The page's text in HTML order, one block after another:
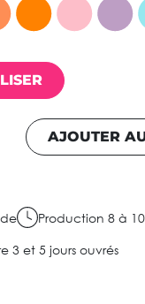
AJOUTER
Production 8 à
3 et 5 jours ouvrés